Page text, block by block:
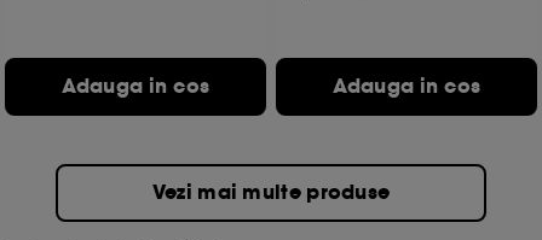
Adauga in cos Adauga in cos
Vezi mai multe produse